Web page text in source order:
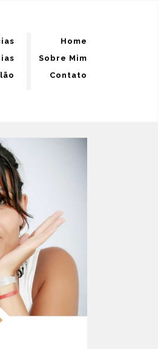
Home
Sobre Mim
Contato